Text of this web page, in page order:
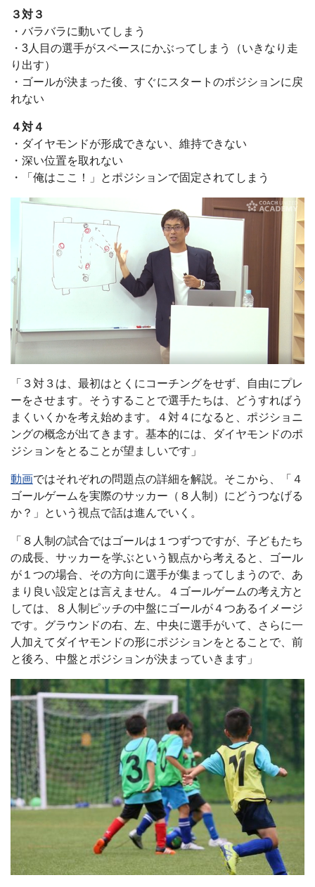
３対３
・バラバラに動いてしまう
・3人目の選手がスペースにかぶってしまう（いきなり走
り出す）
・ゴールが決まった後、すぐにスタートのポジションに戻
れない
４対４
・ダイヤモンドが形成できない、維持できない
・深い位置を取れない
・「俺はここ！」とポジションで固定されてしまう
「３対３は、最初はとくにコーチングをせず、自由にプレ
ーをさせます。そうすることで選手たちは、どうすればう
まくいくかを考え始めます。４対４になると、ポジショニ
ングの概念が出てきます。基本的には、ダイヤモンドのポ
ジションをとることが望ましいです」
動画ではそれぞれの問題点の詳細を解説。そこから、「４
ゴールゲームを実際のサッカー（８人制）にどうつなげる
か？」という視点で話は進んでいく。
「８人制の試合ではゴールは１つずつですが、子どもたち
の成長、サッカーを学ぶという観点から考えると、ゴール
が１つの場合、その方向に選手が集まってしまうので、あ
まり良い設定とは言えません。４ゴールゲームの考え方と
しては、８人制ピッチの中盤にゴールが４つあるイメージ
です。グラウンドの右、左、中央に選手がいて、さらに一
人加えてダイヤモンドの形にポジションをとることで、前
と後ろ、中盤とポジションが決まっていきます」